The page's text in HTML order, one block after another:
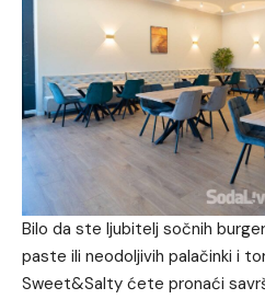
Bilo da ste ljubitelj sočnih
paste ili neodoljivih palačinki i
Sweet&Salty ćete pronaći